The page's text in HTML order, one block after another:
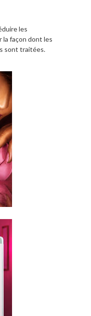
les
la façon dont les
sont traitées.